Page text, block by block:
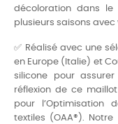
décoloration dans
plusieurs saisons
✅ Réalisé avec une
en Europe (Italie) et
silicone pour
réflexion de ce
pour l’Optimisation
textiles (OAA®).